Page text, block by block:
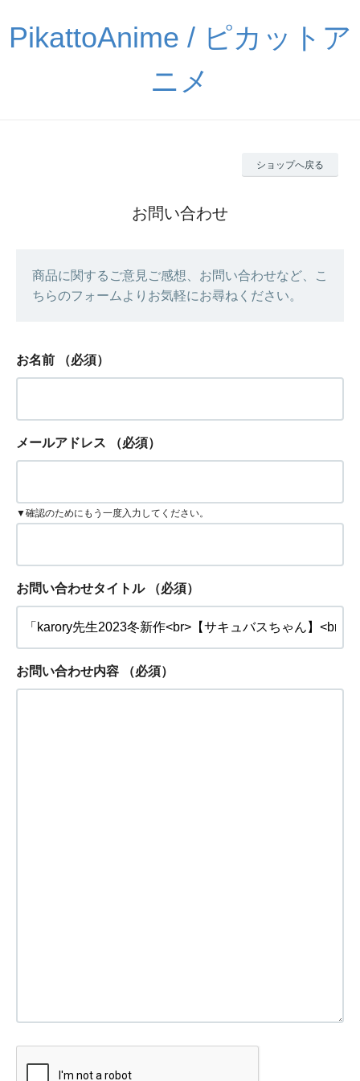
PikattoAnime / ピカットア
ニメ
ショップへ戻る
お問い合わせ
商品に関するご意見ご感想、お問い合わせなど、こ
ちらのフォームよりお気軽にお尋ねください。
お名前 （必須）
メールアドレス （必須）
▼確認のためにもう一度入力してください。
お問い合わせタイトル （必須）
お問い合わせ内容 （必須）